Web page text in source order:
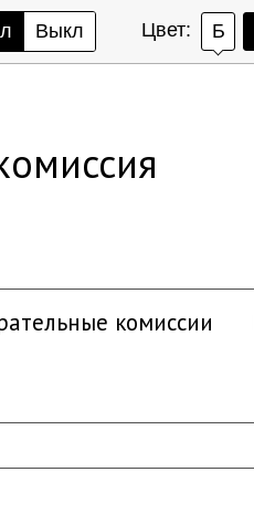
Выкл Цвет: Б
комиссии